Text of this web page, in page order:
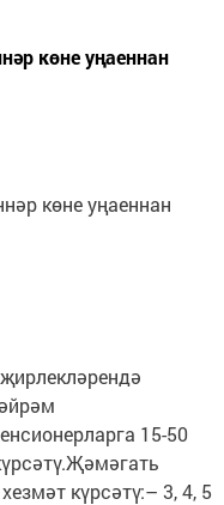
көне уңаеннан
көне уңаеннан
15-50
күрсәтү:– 3, 4, 5